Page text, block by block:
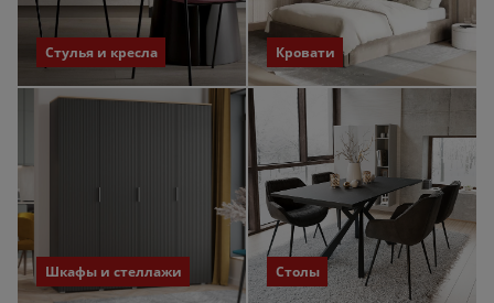
Стулья и кресла Кровати
Шкафы и стеллажи Столы